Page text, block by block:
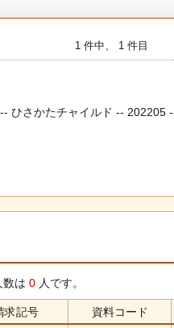
1 件中、 1 件目
ひさかたチャイルド -- 202205
数は 0 人です。
求記号
資料コード